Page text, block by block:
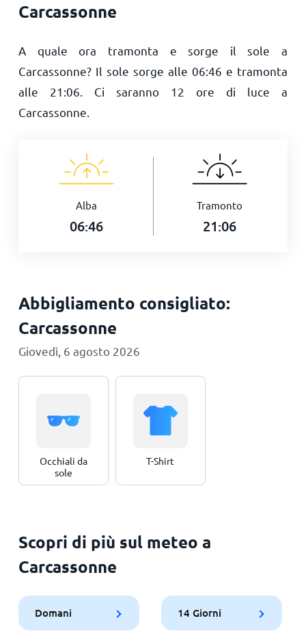
Carcassonne
A quale ora tramonta e sorge il sole a
Carcassonne? Il sole sorge alle06:46 e tramonta
alle 21:06. Ci saranno 12 ore di luce a
Carcassonne.
Alba
06:46
Tramonto
21:06
Abbigliamento consigliato:
Carcassonne
Giovedì, 6 agosto 2026
Occhiali da
sole
T-Shirt
Scopri di più sul meteo a
Carcassonne
Domani 14 Giorni